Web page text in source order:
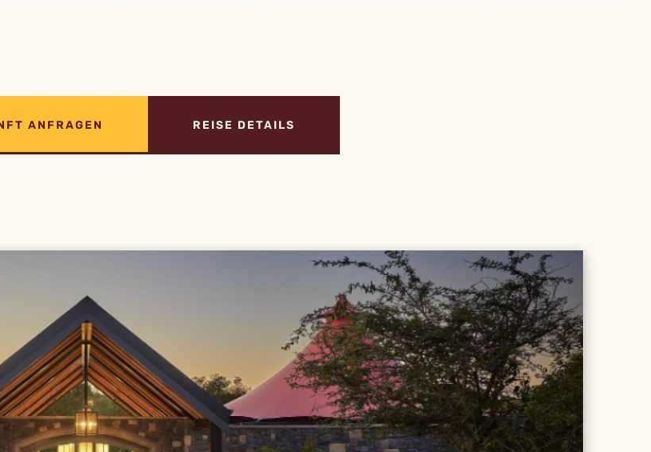
ANFRAGEN REISE DETAILS